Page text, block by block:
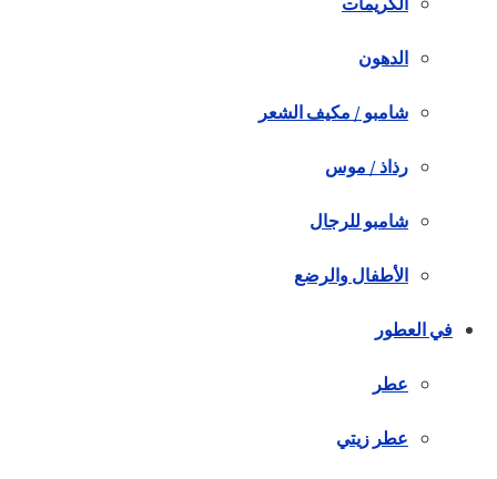
الدهون
شامبو / مكيف الشعر
رذاذ / موس
شامبو للرجال
الأطفال والرضع
في العطور
عطر
عطر زيتي